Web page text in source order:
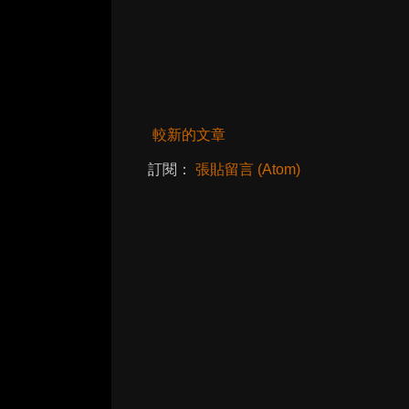
較新的文章
訂閱： 張貼留言 (Atom)